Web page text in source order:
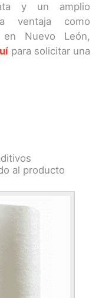
y un amplio
ventaja como
Nuevo León,
para solicitar una
al producto